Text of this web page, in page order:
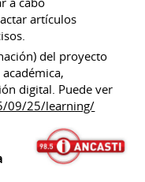
artículos
del proyecto
digital. Puede ver
09/25/learning/